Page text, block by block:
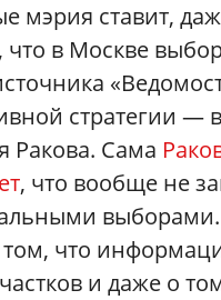
мэрия ставит,
что в Москве
стратегии —
Ракова. Сама
, что вообще не
том, что
и даже о